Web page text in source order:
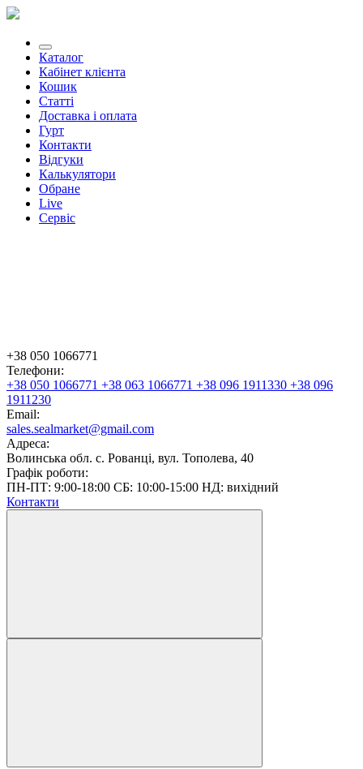
Каталог
Кабінет клієнта
Кошик
Статті
Доставка і оплата
Гурт
Контакти
Відгуки
Калькулятори
Обране
Live
Сервіс
+38 050 1066771
Телефони:
+38 050 1066771 +38 063 1066771 +38 096 1911330 +38 096
1911230
Email:
sales.sealmarket@gmail.com
Адреса:
Волинська обл. с. Рованці, вул. Тополева, 40
Графік роботи:
ПН-ПТ: 9:00-18:00 СБ: 10:00-15:00 НД: вихідний
Контакти